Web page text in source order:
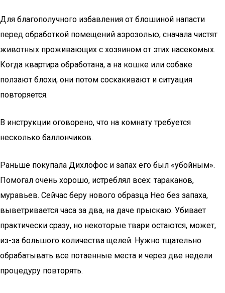
Для благополучного избавления от блошиной напасти
перед обработкой помещений аэрозолью, сначала чистят
животных проживающих с хозяином от этих насекомых.
Когда квартира обработана, а на кошке или собаке
ползают блохи, они потом соскакивают и ситуация
повторяется.
В инструкции оговорено, что на комнату требуется
несколько баллончиков.
Раньше покупала Дихлофос и запах его был «убойным».
Помогал очень хорошо, истреблял всех: тараканов,
муравьев. Сейчас беру нового образца Нео без запаха,
выветривается часа за два, на даче прыскаю. Убивает
практически сразу, но некоторые твари остаются, может,
из-за большого количества щелей. Нужно тщательно
обрабатывать все потаенные места и через две недели
процедуру повторять.